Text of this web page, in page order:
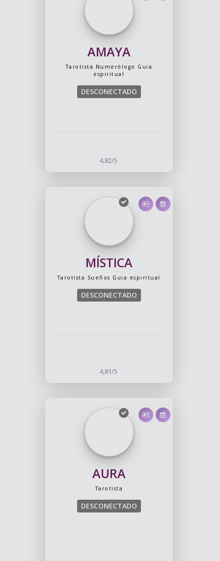
AMAYA
Tarotista Numerólogo Guia
espiritual
DESCONECTADO
4,82/5
MÍSTICA
Tarotista Sueños Guia espiritual
DESCONECTADO
4,81/5
AURA
Tarotista
DESCONECTADO